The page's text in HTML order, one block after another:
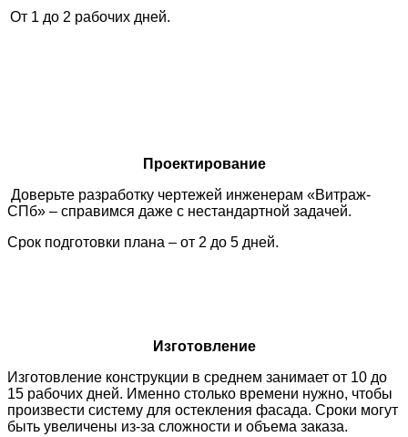
От 1 до 2 рабочих дней.
Проектирование
Доверьте разработку чертежей инженерам «Витраж-
СПб» – справимся даже с нестандартной задачей.
Срок подготовки плана – от 2 до 5 дней.
Изготовление
Изготовление конструкции в среднем занимает от 10 до
15 рабочих дней. Именно столько времени нужно, чтобы
произвести систему для остекления фасада. Сроки могут
быть увеличены из-за сложности и объема заказа.